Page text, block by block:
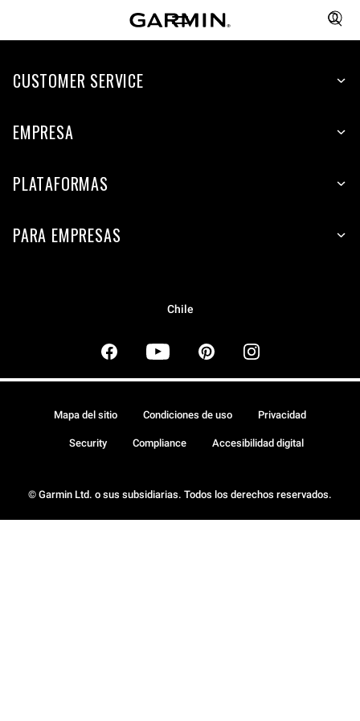
CUSTOMER SERVICE
EMPRESA
PLATAFORMAS
PARA EMPRESAS
Chile
© Garmin Ltd. o sus subsidiarias. Todos los derechos reservados.
Mapa del sitio Condiciones de uso Privacidad
Security Compliance Accesibilidad digital